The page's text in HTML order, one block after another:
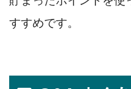
すすめです。